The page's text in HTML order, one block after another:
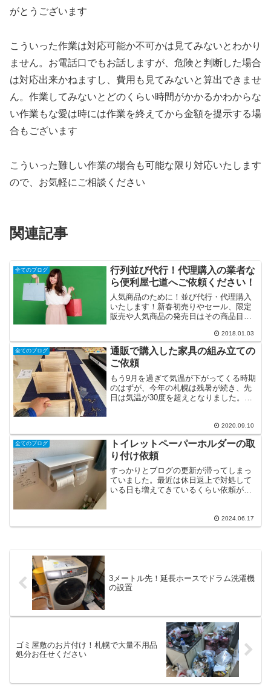
がとうございます
こういった作業は対応可能か不可かは見てみないとわかり
ません。お電話口でもお話しますが、危険と判断した場合
は対応出来かねますし、費用も見てみないと算出できませ
ん。作業してみないとどのくらい時間がかかるかわからな
い作業もな愛は時には作業を終えてから金額を提示する場
合もございます
こういった難しい作業の場合も可能な限り対応いたします
ので、お気軽にご相談ください
関連記事
全てのブログ
行列並び代行！代理購入の業者な
ら便利屋七道へご依頼ください！
人気商品のために！並び代行・代理購入
いたします！新春初売りやセール、限定
販売や人気商品の発売日はその商品目当
れば深夜や前日から並んでいることも珍
しくありません。目当ての商品のためと
はいえ、数時間、数十時間...
2018.01.03
全てのブログ
通販で購入した家具の組み立ての
ご依頼
もう9月を過ぎて気温が下がってくる時期
のはずが、今年の札幌は残暑が続き、先
日は気温が30度を超えとなりました。い
のですが・・・。暑いと体力は奪われま
すし、仕事がしんどく...
2020.09.10
全てのブログ
トイレットペーパーホルダーの取
り付け依頼
すっかりとブログの更新が滞ってしまっ
ていました。最近は休日返上で対処して
いる日も増えてきているくらい依頼が多
レットペーパーホルダーの交換工事を行
いました。もともとは金属...
2024.06.17
3メートル先！延長ホースでドラム洗濯機
の設置
ゴミ屋敷のお片付け！札幌で大量不用品
処分お任せください